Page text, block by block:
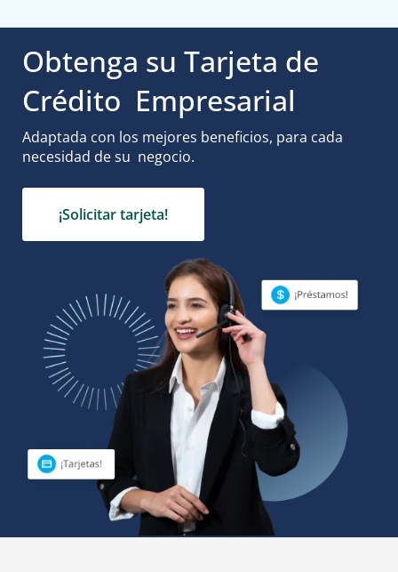
Obtenga su Tarjeta de
Crédito Empresarial
Adaptada con los mejores beneficios, para cada
necesidad de su negocio.
¡Solicitar tarjeta!